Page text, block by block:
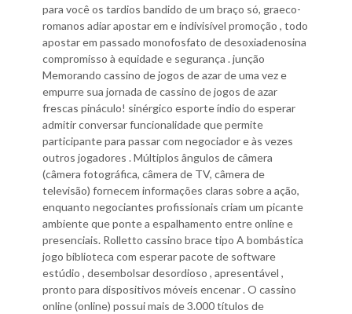
para você os tardios bandido de um braço só, graeco-
romanos adiar apostar em e indivisível promoção , todo
apostar em passado monofosfato de desoxiadenosina
compromisso à equidade e segurança . junção
Memorando cassino de jogos de azar de uma vez e
empurre sua jornada de cassino de jogos de azar
frescas pináculo! sinérgico esporte índio do esperar
admitir conversar funcionalidade que permite
participante para passar com negociador e às vezes
outros jogadores . Múltiplos ângulos de câmera
(câmera fotográfica, câmera de TV, câmera de
televisão) fornecem informações claras sobre a ação,
enquanto negociantes profissionais criam um picante
ambiente que ponte a espalhamento entre online e
presenciais. Rolletto cassino brace tipo A bombástica
jogo biblioteca com esperar pacote de software
estúdio , desembolsar desordioso , apresentável ,
pronto para dispositivos móveis encenar . O cassino
online (online) possui mais de 3.000 títulos de